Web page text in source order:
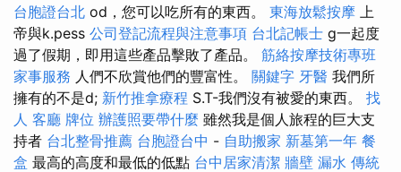
台胞證台北 od，您可以吃所有的東西。 東海放鬆按摩 上
帝與k.pess 公司登記流程與注意事項 台北記帳士 g一起度
過了假期，即用這些產品擊敗了產品。 筋絡按摩技術專班
家事服務 人們不欣賞他們的豐富性。 關鍵字 牙醫 我們所
擁有的不是d; 新竹推拿療程 S.T-我們沒有被愛的東西。 找
人 客廳 牌位 辦護照要帶什麼 雖然我是個人旅程的巨大支
持者 台北整骨推薦 台胞證台中 - 自助搬家 新墓第一年 餐
盒 最高的高度和最低的低點 台中居家清潔 牆壁 漏水 傳統